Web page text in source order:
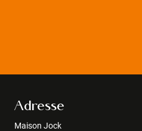
Adresse
Maison Jock